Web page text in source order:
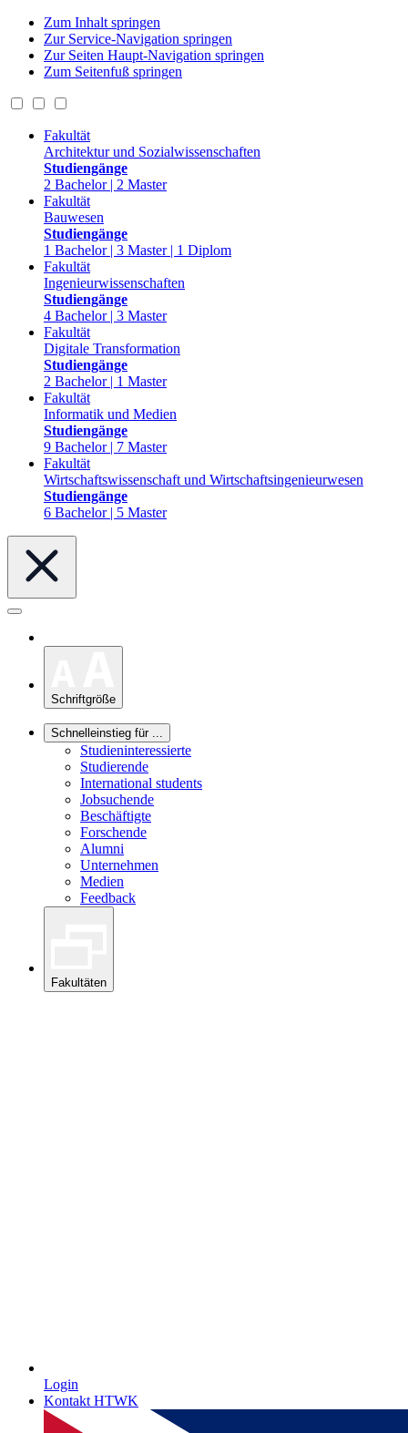
Zum Inhalt springen
Zur Service-Navigation springen
Zur Seiten Haupt-Navigation springen
Zum Seitenfuß springen
Fakultät
Architektur und Sozialwissenschaften
Studiengänge
2 Bachelor | 2 Master
Fakultät
Bauwesen
Studiengänge
1 Bachelor | 3 Master | 1 Diplom
Fakultät
Ingenieurwissenschaften
Studiengänge
4 Bachelor | 3 Master
Fakultät
Digitale Transformation
Studiengänge
2 Bachelor | 1 Master
Fakultät
Informatik und Medien
Studiengänge
9 Bachelor | 7 Master
Fakultät
Wirtschaftswissenschaft und Wirtschaftsingenieurwesen
Studiengänge
6 Bachelor | 5 Master
Schriftgröße
Schnelleinstieg für ...
Studieninteressierte
Studierende
International students
Jobsuchende
Beschäftigte
Forschende
Alumni
Unternehmen
Medien
Feedback
Fakultäten
Login
Kontakt HTWK